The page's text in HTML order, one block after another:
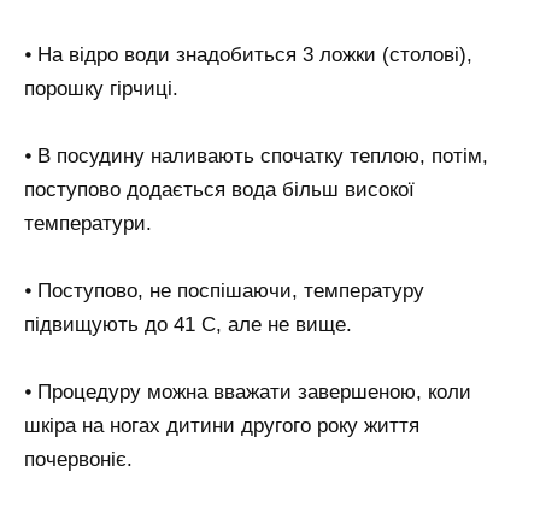
⦁ На відро води знадобиться 3 ложки (столові),
порошку гірчиці.
⦁ В посудину наливають спочатку теплою, потім,
поступово додається вода більш високої
температури.
⦁ Поступово, не поспішаючи, температуру
підвищують до 41 С, але не вище.
⦁ Процедуру можна вважати завершеною, коли
шкіра на ногах дитини другого року життя
почервоніє.